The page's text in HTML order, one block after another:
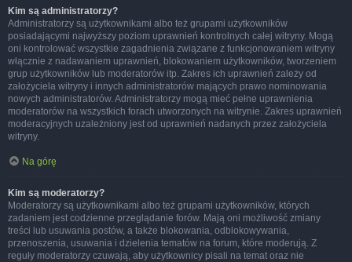
Kim są administratorzy?
Administratorzy są użytkownikami albo też grupami użytkowników
posiadającymi najwyższy poziom uprawnień kontrolnych całej witryny. Mogą
oni kontrolować wszystkie zagadnienia związane z funkcjonowaniem witryny
włącznie z nadawaniem uprawnień, blokowaniem użytkowników, tworzeniem
grup użytkowników lub moderatorów itp. Zakres ich uprawnień zależy od
założyciela witryny i innych administratorów mających prawo nominowania
nowych administratorów. Administratorzy mogą mieć pełne uprawnienia
moderatorów na wszystkich forach utworzonych na witrynie. Zakres uprawnień
moderacyjnych uzależniony jest od uprawnień nadanych przez założyciela
witryny.
Na górę
Kim są moderatorzy?
Moderatorzy są użytkownikami albo też grupami użytkowników, których
zadaniem jest codzienne przeglądanie forów. Mają oni możliwość zmiany
treści lub usuwania postów, a także blokowania, odblokowywania,
przenoszenia, usuwania i dzielenia tematów na forum, które moderują. Z
reguły moderatorzy czuwają, aby użytkownicy pisali na temat oraz nie